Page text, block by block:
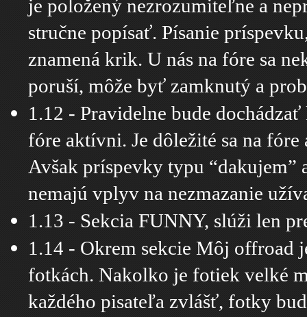
je položený nezrozumiteľne a
stručne popísať. Písanie
znamená krik. U nás na fóre sa
poruší, môže byť zamknutý a
1.12 - Pravidelne bude
fóre aktívni. Je dôležité sa na
Avšak príspevky typu “dakujem”
nemajú vplyv na nezmazanie
1.13 - Sekcia FUNNY, slúži len
1.14 - Okrem sekcie Môj offroad
fotkách. Nakolko je fotiek velké
každého pisateľa zvlášť, fotky